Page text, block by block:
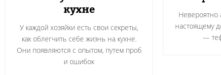
кухне
У каждой хозяйки есть свои секреты,
как облегчить себе жизнь на кухне.
Они появляются с опытом, путем проб
и ошибок
Невероятно
настоящему
―